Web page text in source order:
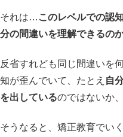
それは… このレベルでの認
分の間違いを理解できるの
反省すれども同じ間違いを
知が歪んでいて、たとえ 自
を出しているのではないか
そうなると、矯正教育でい